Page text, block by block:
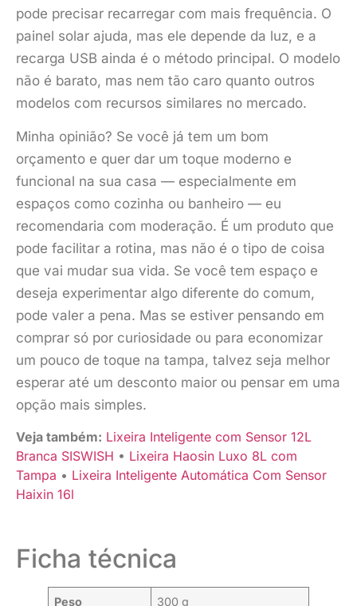
pode precisar recarregar com mais frequência. O
painel solar ajuda, mas ele depende da luz, e a
recarga USB ainda é o método principal. O modelo
não é barato, mas nem tão caro quanto outros
modelos com recursos similares no mercado.
Minha opinião? Se você já tem um bom
orçamento e quer dar um toque moderno e
funcional na sua casa — especialmente em
espaços como cozinha ou banheiro — eu
recomendaria com moderação. É um produto que
pode facilitar a rotina, mas não é o tipo de coisa
que vai mudar sua vida. Se você tem espaço e
deseja experimentar algo diferente do comum,
pode valer a pena. Mas se estiver pensando em
comprar só por curiosidade ou para economizar
um pouco de toque na tampa, talvez seja melhor
esperar até um desconto maior ou pensar em uma
opção mais simples.
Veja também: Lixeira Inteligente com Sensor 12L
Branca SISWISH • Lixeira Haosin Luxo 8L com
Tampa • Lixeira Inteligente Automática Com Sensor
Haixin 16l
Ficha técnica
Peso 300 g